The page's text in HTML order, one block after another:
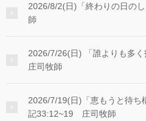
2026/8/2(日)「終わりの日の
師
2026/7/26(日) 「誰よりも多
庄司牧師
2026/7/19(日)「恵もうと待ち
記33:12~19 庄司牧師